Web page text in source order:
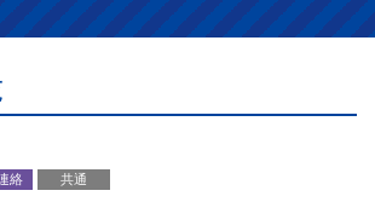
絡 共通